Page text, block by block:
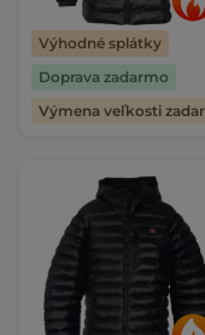
Výhodné splátky
Doprava zadarmo